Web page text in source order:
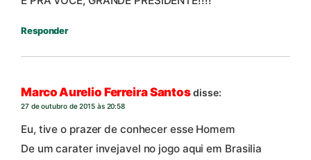
Responder
Marco Aurelio Ferreira Santosdisse:
27 de outubro de 2015 às 20:58
Eu, tive o prazer de conhecer esse Homem
De um carater invejavel no jogo aqui em Brasilia